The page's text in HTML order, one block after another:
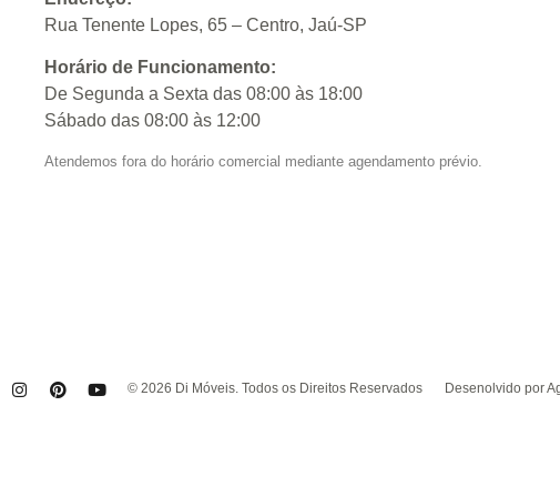
Rua Tenente Lopes, 65 – Centro, Jaú-SP
Horário de Funcionamento:
De Segunda a Sexta das 08:00 às 18:00
Sábado das 08:00 às 12:00
Atendemos fora do horário comercial mediante agendamento prévio.
© 2026 Di Móveis. Todos os Direitos Reservados Desenolvido por